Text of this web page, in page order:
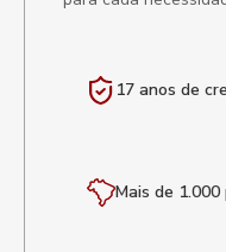
17 anos de
Mais de